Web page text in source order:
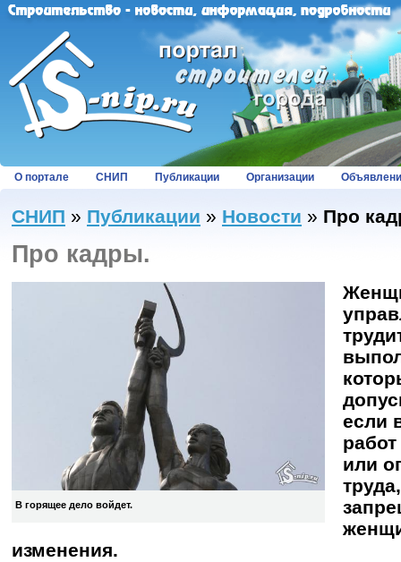
О портале СНИП Публикации Организации
СНИП » Публикации » Новости » Про
Про кадры.
В горящее дело войдет.
если
или
изменения.